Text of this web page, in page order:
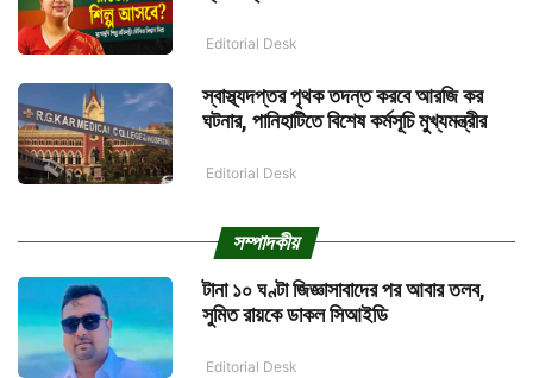
Editorial Desk
স্বাস্থ্যদপ্তর পৃথক তদন্ত করবে আরজি কর
ঘটনার, পানিহাটিতে বিশেষ কর্মসূচি মুখ্যমন্ত্রীর
Editorial Desk
সম্পাদকীয়
টানা ১০ ঘণ্টা জিজ্ঞাসাবাদের পর আবার তলব,
সুমিত রায়কে ডাকল সিআইডি
Editorial Desk